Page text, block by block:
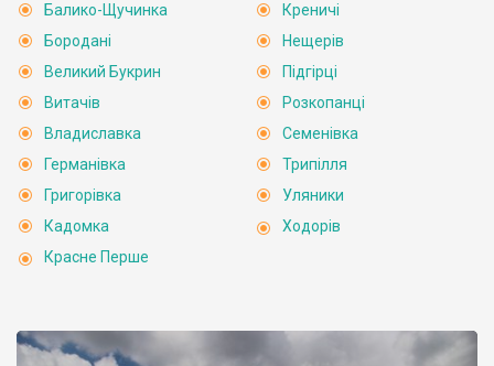
Балико-Щучинка
Бородані
Великий Букрин
Витачів
Владиславка
Германівка
Григорівка
Кадомка
Красне Перше
Креничі
Нещерів
Підгірці
Розкопанці
Семенівка
Трипілля
Уляники
Ходорів